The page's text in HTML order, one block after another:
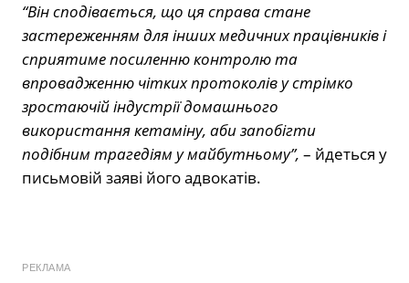
“Він сподівається, що ця справа стане
застереженням для інших медичних працівників і
сприятиме посиленню контролю та
впровадженню чітких протоколів у стрімко
зростаючій індустрії домашнього
використання кетаміну, аби запобігти
подібним трагедіям у майбутньому”, – йдеться у
письмовій заяві його адвокатів.
РЕКЛАМА